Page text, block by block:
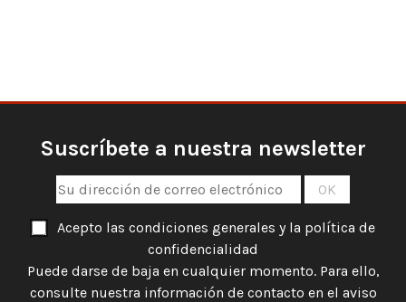
Suscríbete a nuestra newsletter
Acepto las condiciones generales y la política de
confidencialidad
Puede darse de baja en cualquier momento. Para ello,
consulte nuestra información de contacto en el aviso